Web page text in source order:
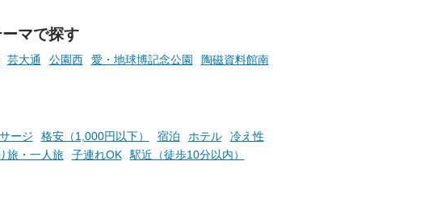
入浴した中か
で、源泉かけ流
にこだわりつ
すめしたい施設
た。
札」を集めることで、オリジナ
ルグッズや無料券などの特典と
ュやアウフグースなど、サウナ
好きにはたまらない多彩なイベ
ントも予定されています。ぜひ
マで探す
芸大通 公園西 愛・地球博記念公園
陶磁資料館南
ージ 格安（1,000円以下） 宿泊 ホテル
冷え性
旅・一人旅 子連れOK
駅近（徒歩10分以内）